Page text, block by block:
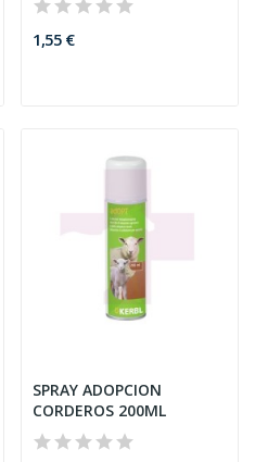
1,55 €
SPRAY ADOPCION
CORDEROS 200ML